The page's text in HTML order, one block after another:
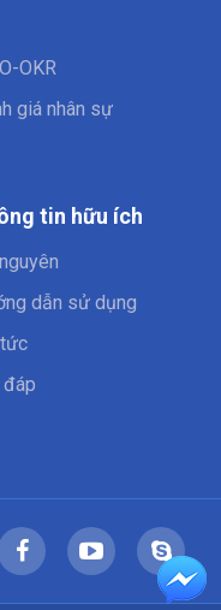
OKR
giá nhân sự
tin hữu ích
dẫn sử dụng
đáp